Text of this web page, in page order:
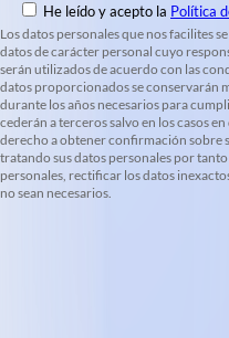
He leído y acepto la Política
Los datos personales que nos facilites
datos de carácter personal cuyo
serán utilizados de acuerdo con las
datos proporcionados se conservarán
durante los años necesarios para
cederán a terceros salvo en los casos
derecho a obtener confirmación sobre
tratando sus datos personales por
personales, rectificar los datos
no sean necesarios.